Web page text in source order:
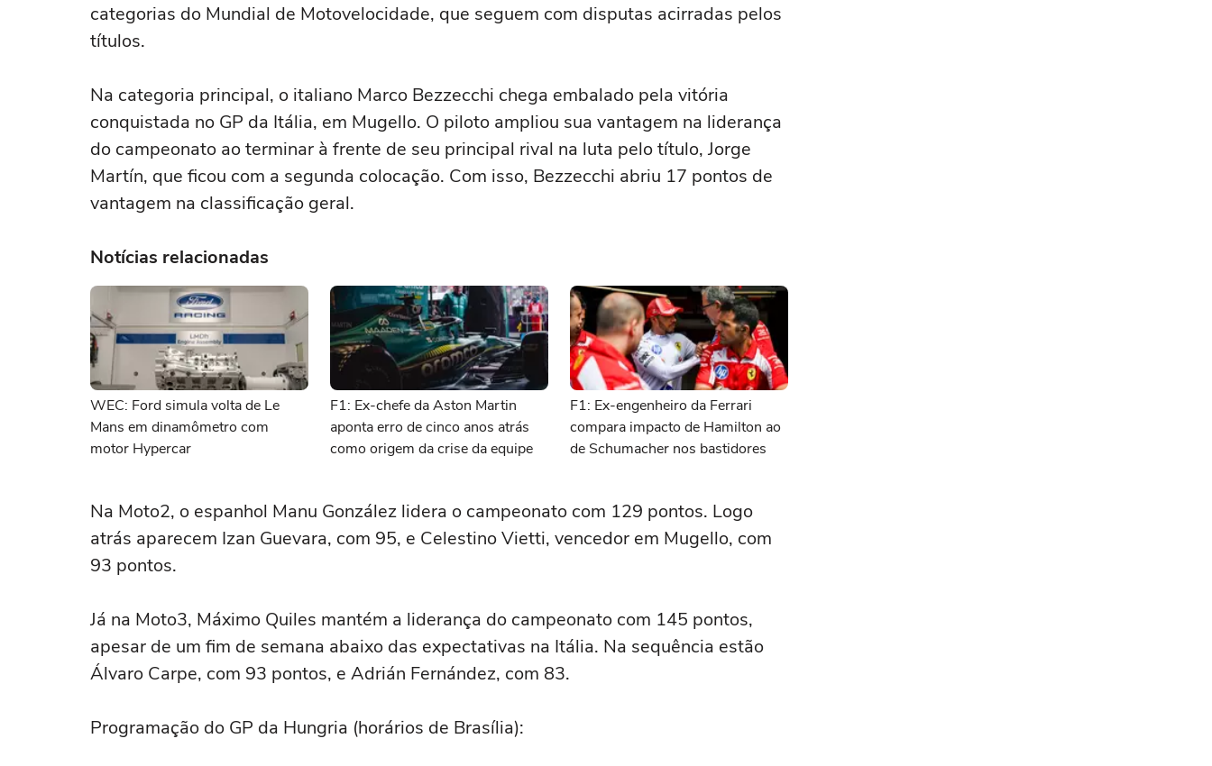
categorias do Mundial de Motovelocidade, que seguem com disputas acirradas pelos
títulos.
Na categoria principal, o italiano Marco Bezzecchi chega embalado pela vitória
conquistada no GP da Itália, em Mugello. O piloto ampliou sua vantagem na liderança
do campeonato ao terminar à frente de seu principal rival na luta pelo título, Jorge
Martín, que ficou com a segunda colocação. Com isso, Bezzecchi abriu 17 pontos de
vantagem na classificação geral.
Notícias relacionadas
WEC: Ford simula volta de Le
Mans em dinamômetro com
motor Hypercar
F1: Ex-chefe da Aston Martin
aponta erro de cinco anos atrás
como origem da crise da equipe
F1: Ex-engenheiro da Ferrari
compara impacto de Hamilton ao
de Schumacher nos bastidores
Na Moto2, o espanhol Manu González lidera o campeonato com 129 pontos. Logo
atrás aparecem Izan Guevara, com 95, e Celestino Vietti, vencedor em Mugello, com
93 pontos.
Já na Moto3, Máximo Quiles mantém a liderança do campeonato com 145 pontos,
apesar de um fim de semana abaixo das expectativas na Itália. Na sequência estão
Álvaro Carpe, com 93 pontos, e Adrián Fernández, com 83.
Programação do GP da Hungria (horários de Brasília):